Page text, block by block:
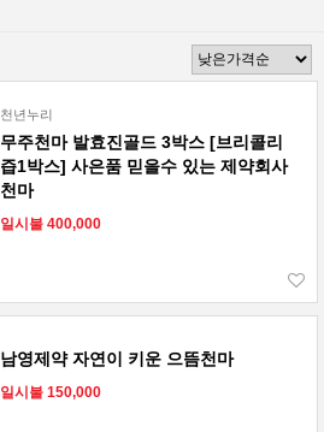
천년누리
무주천마 발효진골드 3박스 [브리콜리
즙1박스] 사은품 믿을수 있는 제약회사
천마
일시불 400,000
남영제약 자연이 키운 으뜸천마
일시불 150,000